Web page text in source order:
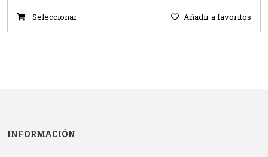
Seleccionar Añadir a favoritos
INFORMACIÓN